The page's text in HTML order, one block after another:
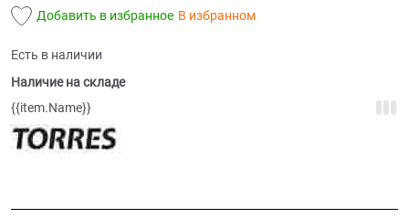
Добавить в избранное В избранном
Есть в наличии
Наличие на складе
{{item.Name}}